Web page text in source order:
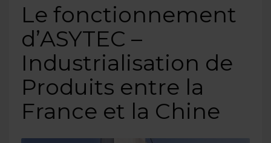
Le fonctionnement
d’ASYTEC –
Industrialisation de
Produits entre la
France et la Chine